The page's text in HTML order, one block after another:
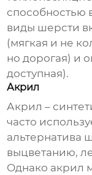
способностью
виды шерсти
(мягкая и не
но дорогая) и
доступная).
Акрил
Акрил –
часто
альтернатива
выцветанию,
Однако акрил